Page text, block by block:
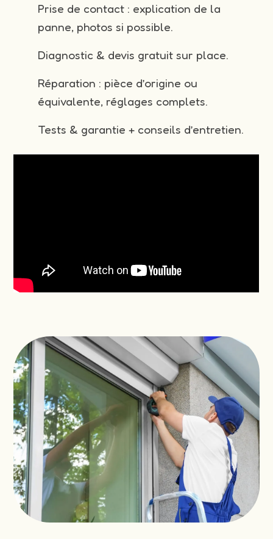
Prise de contact : explication de la
panne, photos si possible.
Diagnostic & devis gratuit sur place.
Réparation : pièce d’origine ou
équivalente, réglages complets.
Tests & garantie + conseils d’entretien.